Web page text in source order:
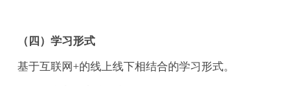
（四）学习形式
基于互联网+的线上线下相结合的学习形式。